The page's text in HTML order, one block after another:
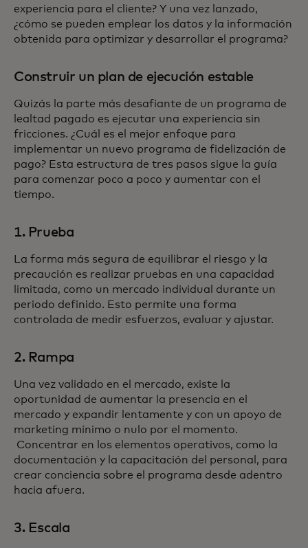
experiencia para el cliente? Y una vez lanzado,
¿cómo se pueden emplear los datos y la información
obtenida para optimizar y desarrollar el programa?
Construir un plan de ejecución estable
Quizás la parte más desafiante de un programa de
lealtad pagado es ejecutar una experiencia sin
fricciones. ¿Cuál es el mejor enfoque para
implementar un nuevo programa de fidelización de
pago? Esta estructura de tres pasos sigue la guía
para comenzar poco a poco y aumentar con el
tiempo.
1. Prueba
La forma más segura de equilibrar el riesgo y la
precaución es realizar pruebas en una capacidad
limitada, como un mercado individual durante un
periodo definido. Esto permite una forma
controlada de medir esfuerzos, evaluar y ajustar.
2. Rampa
Una vez validado en el mercado, existe la
oportunidad de aumentar la presencia en el
mercado y expandir lentamente y con un apoyo de
marketing mínimo o nulo por el momento.
Concentrar en los elementos operativos, como la
documentación y la capacitación del personal, para
crear conciencia sobre el programa desde adentro
hacia afuera.
3. Escala